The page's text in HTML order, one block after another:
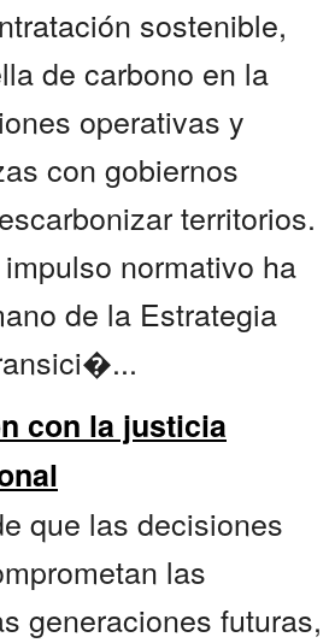
sostenible,
de carbono en la
operativas y
con gobiernos
territorios.
normativo ha
de la Estrategia
con la justicia
que las decisiones
las
generaciones futuras,